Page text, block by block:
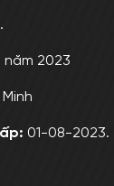
năm 2023
01-08-2023.